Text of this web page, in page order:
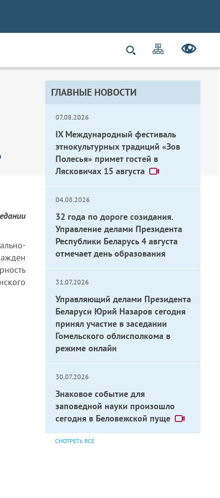
ГЛАВНЫЕ НОВОСТИ
07.08.2026
IX Международный фестиваль
этнокультурных традиций «Зов
Полесья» примет гостей в
Лясковичах 15 августа
04.08.2026
32 года по дороге созидания.
Управление делами Президента
Республики Беларусь 4 августа
отмечает день образования
31.07.2026
Управляющий делами Президента
Беларуси Юрий Назаров сегодня
принял участие в заседании
Гомельского облисполкома в
режиме онлайн
30.07.2026
Знаковое событие для
заповедной науки произошло
сегодня в Беловежской пуще
СМОТРЕТЬ ВСЕ